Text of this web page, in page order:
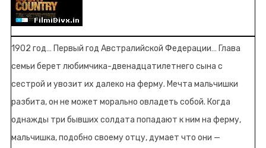
1902 год… Первый год Австралийской Федерации… Глава
семьи берет любимчика-двенадцатилетнего сына с
сестрой и увозит их далеко на ферму. Мечта мальчишки
разбита, он не может морально овладеть собой. Когда
однажды три бывших солдата попадают к ним на ферму,
мальчишка, подобно своему отцу, думает что они —